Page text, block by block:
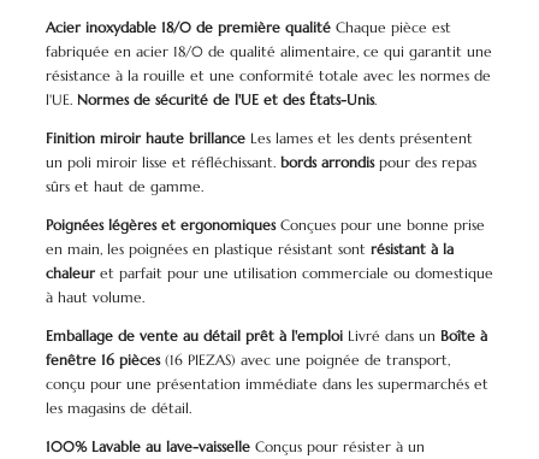
Acier inoxydable 18/0 de première qualitéChaque pièce est
fabriquée en acier 18/0 de qualité alimentaire, ce qui garantit une
résistance à la rouille et une conformité totale avec les normes de
l'UE. Normes de sécurité de l'UE et des États-Unis.
Finition miroir haute brillanceLes lames et les dents présentent
un poli miroir lisse et réfléchissant. bords arrondispour des repas
sûrs et haut de gamme.
Poignées légères et ergonomiquesConçues pour une bonne prise
en main, les poignées en plastique résistant sont résistant à la
chaleuret parfait pour une utilisation commerciale ou domestique
à haut volume.
Emballage de vente au détail prêt à l'emploiLivré dans un Boîte à
fenêtre 16 pièces(16 PIEZAS) avec une poignée de transport,
conçu pour une présentation immédiate dans les supermarchés et
les magasins de détail.
100% Lavable au lave-vaisselleConçus pour résister à un